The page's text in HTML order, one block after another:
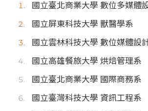
國立臺北商業大學 數位多媒體
國立屏東科技大學 獸醫學系
國立雲林科技大學 數位媒體設
國立高雄餐旅大學 烘焙管理系
國立臺北商業大學 國際商務系
國立臺灣科技大學 資訊工程系